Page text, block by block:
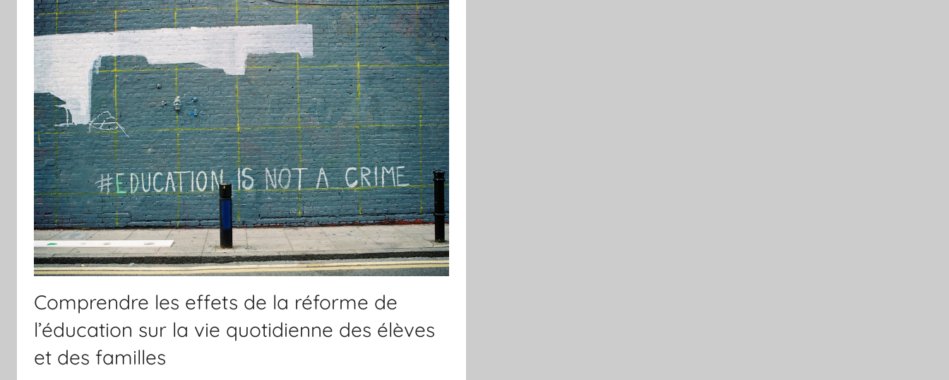
Comprendre les effets de la réforme de
l’éducation sur la vie quotidienne des élèves
et des familles